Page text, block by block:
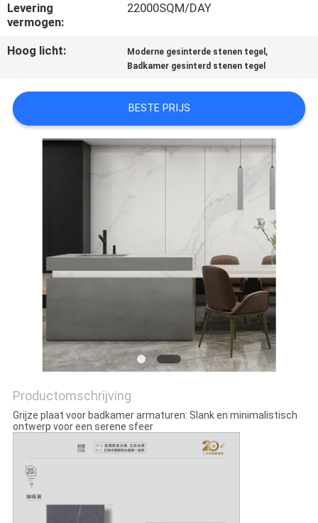
VRAAG
EEN
SITEMAP
Levering
vermogen:
22000SQM/DAY
Hoog licht: Moderne gesinterde stenen tegel ,
Badkamer gesinterd stenen tegel
BESTE PRIJS
Productomschrijving
Grijze plaat voor badkamer armaturen: Slank en minimalistisch
ontwerp voor een serene sfeer